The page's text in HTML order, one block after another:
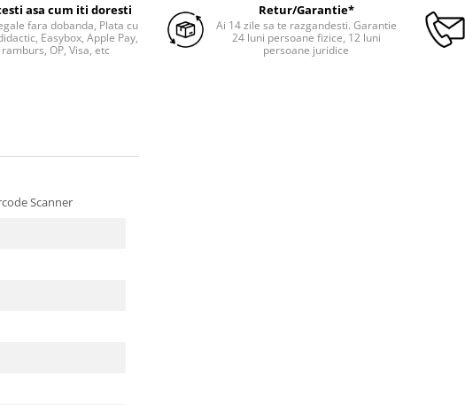
asa cum iti doresti
fara dobanda, Plata cu
Easybox, Apple Pay,
ramburs, OP, Visa, etc
Retur/Garantie*
Ai 14 zile sa te razgandesti. Garantie
24 luni persoane fizice, 12 luni
persoane juridice
Scanner